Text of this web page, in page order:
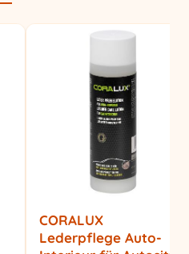
CORALUX
Lederpflege Auto-